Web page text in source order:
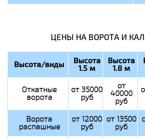
ЦЕНЫ НА ВОРОТА И
Высота/виды Высота
1.5 м
Высота
1.8 м
Откатные
ворота
от 35000
руб
от
40000
руб
Ворота
распашные
от 12000
руб
от 13500
руб